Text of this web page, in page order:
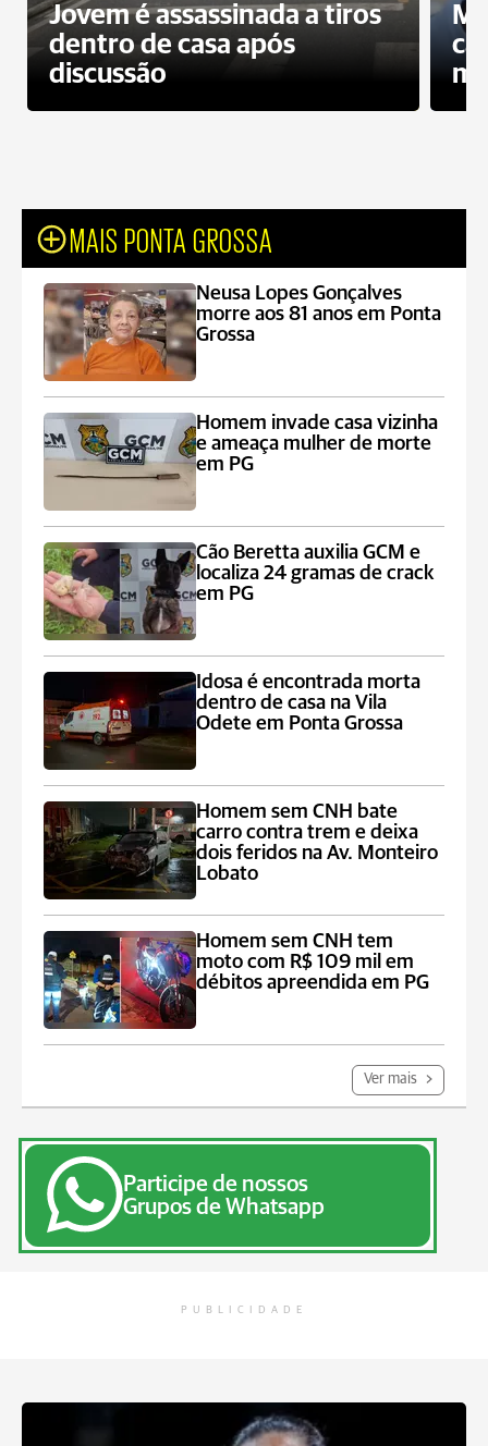
Jovem é assassinada a tiros
dentro de casa após
discussão
MAIS PONTA GROSSA
Neusa Lopes Gonçalves
morre aos 81 anos em Ponta
Grossa
Homem invade casa vizinha
e ameaça mulher de morte
em PG
Cão Beretta auxilia GCM e
localiza 24 gramas de crack
em PG
Idosa é encontrada morta
dentro de casa na Vila
Odete em Ponta Grossa
Homem sem CNH bate
carro contra trem e deixa
dois feridos na Av. Monteiro
Lobato
Homem sem CNH tem
moto com R$ 109 mil em
débitos apreendida em PG
Ver mais
Participe de nossos
Grupos de Whatsapp
PUBLICIDADE